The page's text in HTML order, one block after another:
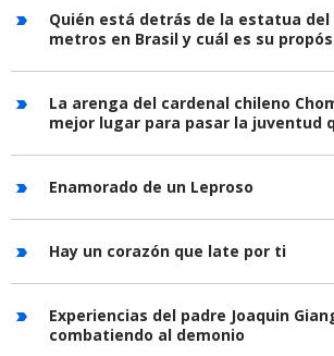
Quién está detrás de la estatua del
metros en Brasil y cuál es su
La arenga del cardenal chileno
mejor lugar para pasar la juventud
Enamorado de un Leproso
Hay un corazón que late por ti
Experiencias del padre Joaquin
combatiendo al demonio